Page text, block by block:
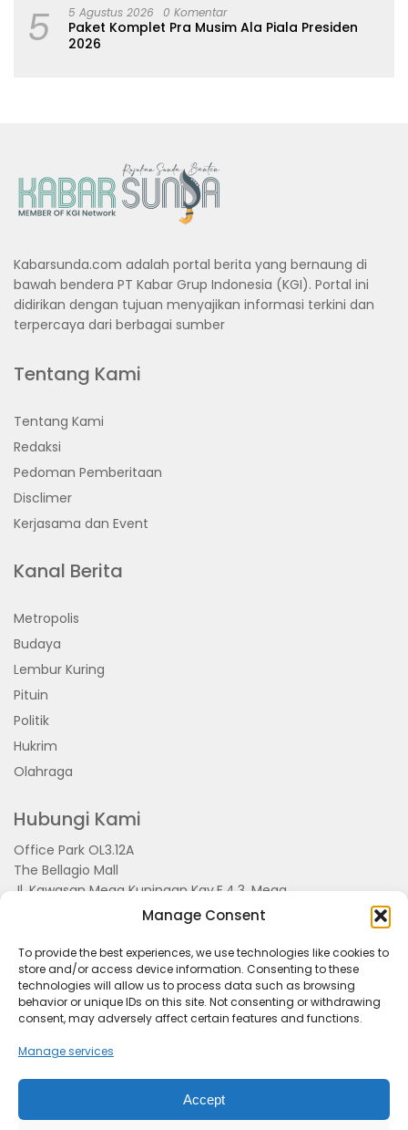
Manage Consent
To provide the best experiences, we use technologies like cookies to
store and/or access device information. Consenting to these
technologies will allow us to process data such as browsing
behavior or unique IDs on this site. Not consenting or withdrawing
consent, may adversely affect certain features and functions.
Manage services
Accept
5 5 Agustus 2026 0 Komentar
Paket Komplet Pra Musim Ala Piala Presiden
2026
Kabarsunda.com adalah portal berita yang bernaung di
bawah bendera PT Kabar Grup Indonesia (KGI). Portal ini
didirikan dengan tujuan menyajikan informasi terkini dan
terpercaya dari berbagai sumber
Tentang Kami
Tentang Kami
Redaksi
Pedoman Pemberitaan
Disclimer
Kerjasama dan Event
Kanal Berita
Metropolis
Budaya
Lembur Kuring
Pituin
Politik
Hukrim
Olahraga
Hubungi Kami
Office Park OL3.12A
The Bellagio Mall
Jl. Kawasan Mega Kuningan Kav.E.4.3, Mega
Kuningan, Kel. Kuningan Timur,
Kec.Setiabudi, Jakarta Selatan 15810